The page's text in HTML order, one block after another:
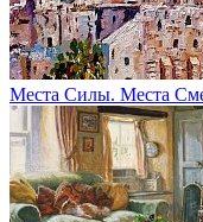
Места Силы. Места